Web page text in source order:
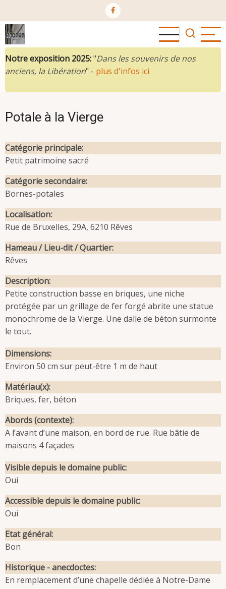
au
contenu
principal
Notre exposition 2025:"Dans les souvenirs de nos
anciens, la Libération" - plus d'infos ici
Potale à la Vierge
Catégorie principale
Petit patrimoine sacré
Catégorie secondaire
Bornes-potales
Localisation
Rue de Bruxelles, 29A, 6210 Rêves
Hameau / Lieu-dit / Quartier
Rêves
Description
Petite construction basse en briques, une niche
protégée par un grillage de fer forgé abrite une statue
monochrome de la Vierge. Une dalle de béton surmonte
le tout.
Dimensions
Environ 50 cm sur peut-être 1 m de haut
Matériau(x)
Briques, fer, béton
Abords (contexte)
A l’avant d’une maison, en bord de rue. Rue bâtie de
maisons 4 façades
Visible depuis le domaine public
Oui
Accessible depuis le domaine public
Oui
Etat général
Bon
Historique - anecdoctes
En remplacement d’une chapelle dédiée à Notre-Dame